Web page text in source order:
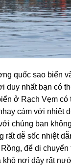
quốc sao biển
duy nhất bạn có
ở Rạch Vẹm có
cảm với nhiệt
chúng bạn
rất dễ sốc nhiệt
để di
khô nơi đây rất